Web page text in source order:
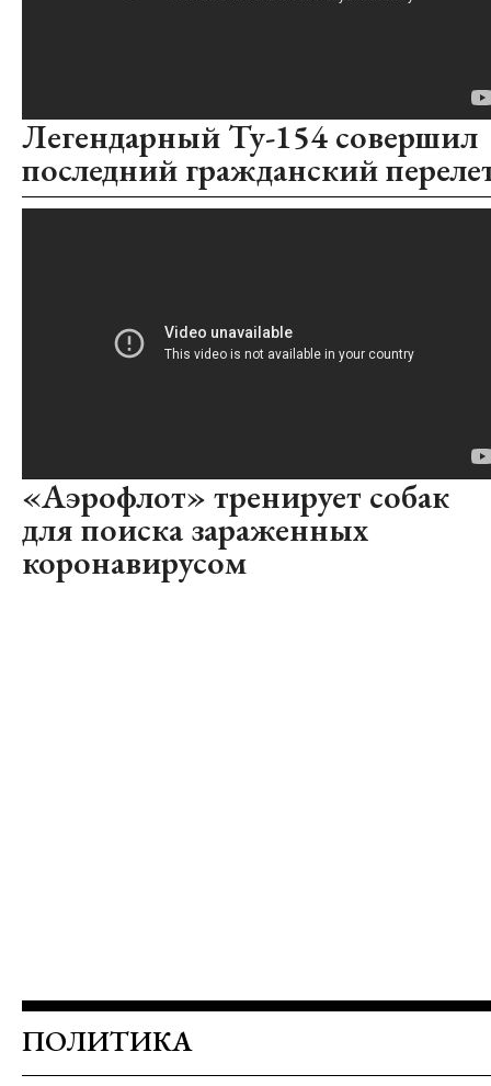
Легендарный Ту-154 совершил
последний гражданский
«Аэрофлот» тренирует собак
для поиска зараженных
коронавирусом
ПОЛИТИКА